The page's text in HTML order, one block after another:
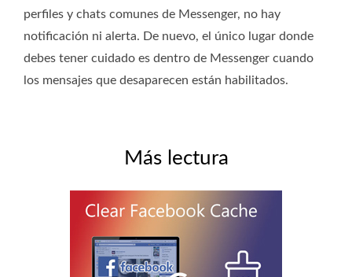
perfiles y chats comunes de Messenger, no hay
notificación ni alerta. De nuevo, el único lugar donde
debes tener cuidado es dentro de Messenger cuando
los mensajes que desaparecen están habilitados.
Más lectura